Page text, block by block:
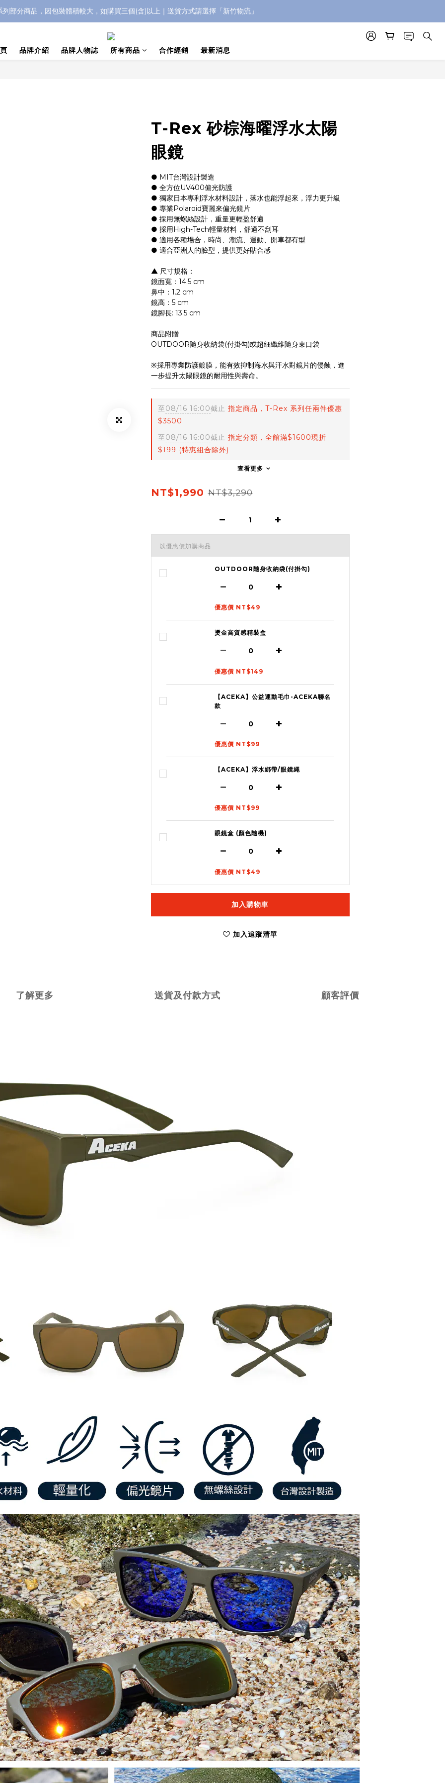
浮水太陽眼鏡🌊 全面升級新上市🎉
部分商品，因包裝體積較大，如購買三個(含)以上｜送貨方式請選擇「新竹物流」
浮水太陽眼鏡🌊 全面升級新上市🎉
品牌介紹 品牌人物誌 所有商品 合作經銷 最新消息
T-Rex 砂棕海曜浮水太陽
眼鏡
● MIT台灣設計製造
● 全方位UV400偏光防護
● 獨家日本專利浮水材料設計，落水也能浮起來，浮力更升級
● 專業Polaroid寶麗來偏光鏡片
● 採用無螺絲設計，重量更輕盈舒適
● 採用High-Tech輕量材料，舒適不刮耳
● 適用各種場合，時尚、潮流、運動、開車都有型
● 適合亞洲人的臉型，提供更好貼合感
▲ 尺寸規格：
鏡面寬：14.5 cm
鼻中：1.2 cm
鏡高：5 cm
鏡腳長: 13.5 cm
商品附贈
OUTDOOR隨身收納袋(付掛勾)或超細纖維隨身束口袋
※採用專業防護鍍膜，能有效抑制海水與汗水對鏡片的侵蝕，進
一步提升太陽眼鏡的耐用性與壽命。
至08/16 16:00截止 指定商品，T-Rex 系列任兩件優惠
$3500
至08/16 16:00截止 指定分類，全館滿$1600現折
$199 (特惠組合除外)
查看更多
NT$1,990 NT$3,290
以優惠價加購商品
OUTDOOR隨身收納袋(付掛勾)
優惠價 NT$49
燙金高質感精裝盒
優惠價 NT$149
【ACEKA】公益運動毛巾-ACEKA聯名
款
優惠價 NT$99
【ACEKA】浮水綁帶/眼鏡繩
優惠價 NT$99
眼鏡盒 (顏色隨機)
優惠價 NT$49
加入購物車
加入追蹤清單
了解更多 送貨及付款方式 顧客評價